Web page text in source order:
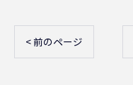
< 前のページ